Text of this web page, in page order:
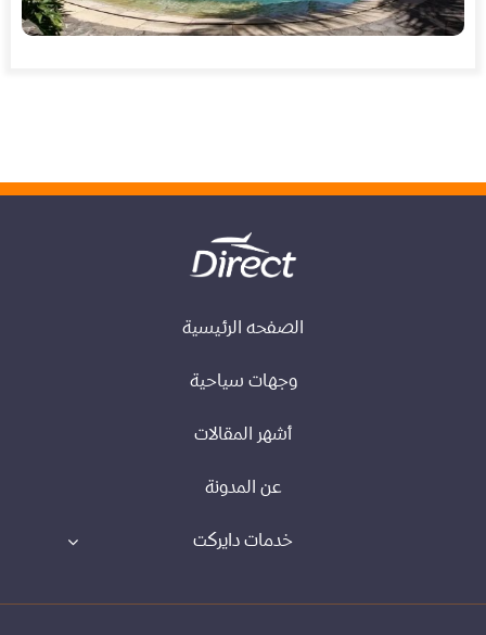
الصفحه الرئيسية
وجهات سياحية
أشهر المقالات
عن المدونة
خدمات دايركت